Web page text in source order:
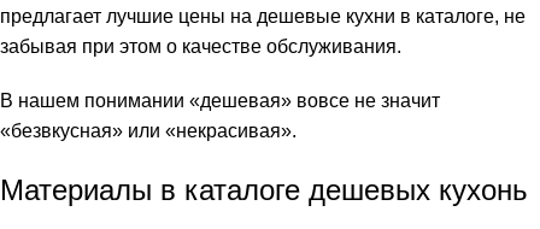
предлагает лучшие цены на дешевые кухни в каталоге, не
забывая при этом о качестве обслуживания.
В нашем понимании «дешевая» вовсе не значит
«безвкусная» или «некрасивая».
Материалы в каталоге дешевых кухонь